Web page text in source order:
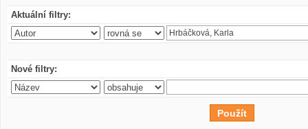
Aktuální filtry:
Nové filtry: